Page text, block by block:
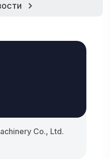
Co., Ltd.